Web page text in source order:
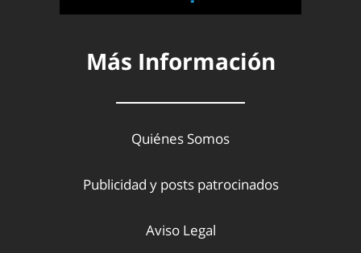
Más Información
Quiénes Somos
Publicidad y posts patrocinados
Aviso Legal